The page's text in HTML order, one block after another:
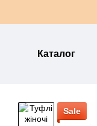
Каталог
Sale